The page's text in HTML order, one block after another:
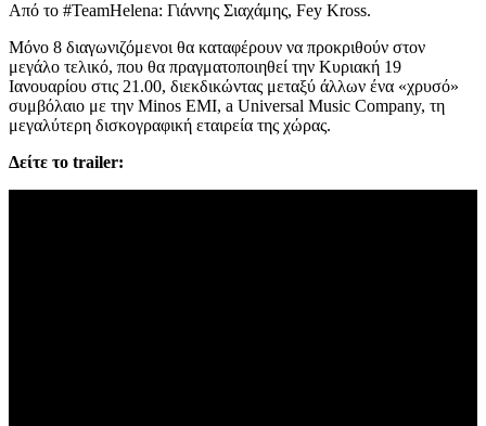
Από το #TeamHelena: Γιάννης Σιαχάμης, Fey Kross.
Μόνο 8 διαγωνιζόμενοι θα καταφέρουν να προκριθούν στον
μεγάλο τελικό, που θα πραγματοποιηθεί την Κυριακή 19
Ιανουαρίου στις 21.00, διεκδικώντας μεταξύ άλλων ένα «χρυσό»
συμβόλαιο με την Minos EMI, a Universal Music Company, τη
μεγαλύτερη δισκογραφική εταιρεία της χώρας.
Δείτε το trailer: